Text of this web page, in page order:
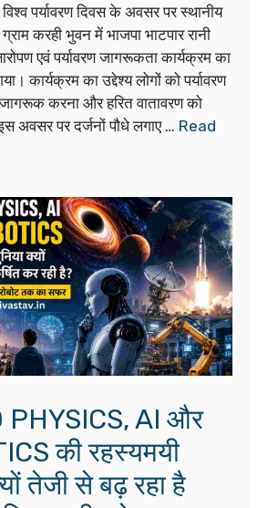
पर्यावरण दिवस के अवसर पर स्थानीय
करही भुवन में भाजपा भाटपार रानी
एवं पर्यावरण जागरूकता कार्यक्रम का
कार्यक्रम का उद्देश्य लोगों को पर्यावरण
करना और हरित वातावरण को
अवसर पर दर्जनों पौधे लगाए … Read
PHYSICS, AI और
की रहस्यमयी
तेजी से बढ़ रहा है